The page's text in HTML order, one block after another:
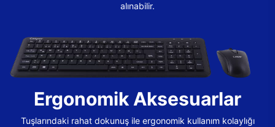
alınabilir.
Ergonomik Aksesuarlar
Tuşlarındaki rahat dokunuş ile ergonomik kullanım kolaylığı